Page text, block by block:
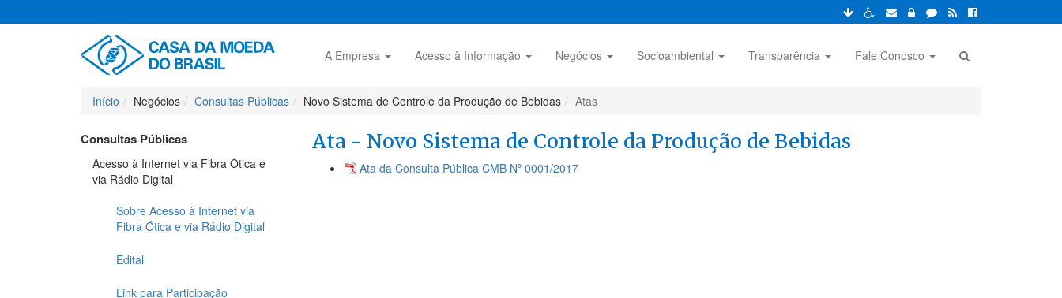
A Empresa Acesso à Informação Negócios Socioambiental Transparência Fale Conosco
Início Negócios Consultas Públicas Novo Sistema de Controle da Produção de Bebidas Atas
Consultas Públicas
Acesso à Internet via Fibra Ótica e
via Rádio Digital
Sobre Acesso à Internet via
Fibra Ótica e via Rádio Digital
Edital
Link para Participação
Ata - Novo Sistema de Controle da Produção de Bebidas
Ata da Consulta Pública CMB Nº 0001/2017